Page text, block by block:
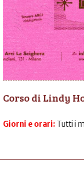
Corso di Lindy
Giorni e orari: Tutti i